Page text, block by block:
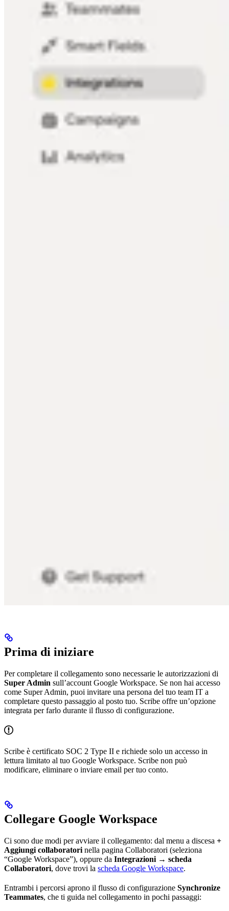
Prima di iniziare
Per completare il collegamento sono necessarie le autorizzazioni di
Super Admin sull’account Google Workspace. Se non hai accesso
come Super Admin, puoi invitare una persona del tuo team IT a
completare questo passaggio al posto tuo. Scribe offre un’opzione
integrata per farlo durante il flusso di configurazione.
Scribe è certificato SOC 2 Type II e richiede solo un accesso in
lettura limitato al tuo Google Workspace. Scribe non può
modificare, eliminare o inviare email per tuo conto.
Collegare Google Workspace
Ci sono due modi per avviare il collegamento: dal menu a discesa +
Aggiungi collaboratori nella pagina Collaboratori (seleziona
“Google Workspace”), oppure da Integrazioni → scheda
Collaboratori, dove trovi la scheda Google Workspace.
Entrambi i percorsi aprono il flusso di configurazione Synchronize
Teammates, che ti guida nel collegamento in pochi passaggi: